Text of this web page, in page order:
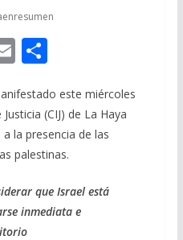
E
ai
l
C
m
p
ar
ti
r
este miércoles
(CIJ) de La Haya
la presencia de las
palestinas.
que Israel está
inmediata e